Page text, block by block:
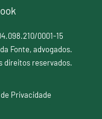
0001-15
Fonte, advogados.
direitos reservados.
Privacidade